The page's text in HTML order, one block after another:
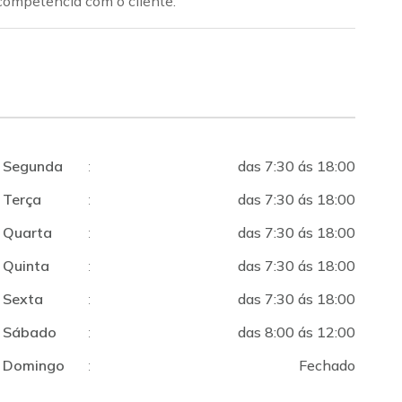
Segunda :
das 7:30 ás 18:00
Terça
:
das 7:30 ás 18:00
Quarta
:
das 7:30 ás 18:00
Quinta
:
das 7:30 ás 18:00
Sexta
:
das 7:30 ás 18:00
Sábado
:
das 8:00 ás 12:00
Domingo
: Fechado